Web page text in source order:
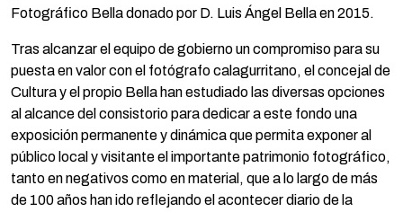
Fotográfico Bella donado por D. Luis Ángel Bella en 2015.
Tras alcanzar el equipo de gobierno un compromiso para su
puesta en valor con el fotógrafo calagurritano, el concejal de
Cultura y el propio Bella han estudiado las diversas opciones
al alcance del consistorio para dedicar a este fondo una
exposición permanente y dinámica que permita exponer al
público local y visitante el importante patrimonio fotográfico,
tanto en negativos como en material, que a lo largo de más
de 100 años han ido reflejando el acontecer diario de la